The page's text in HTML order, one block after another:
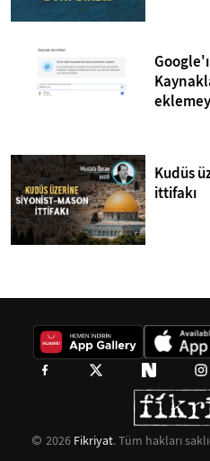
Kudüs
ittifakı
2026 Fikriyat. Tüm hakları